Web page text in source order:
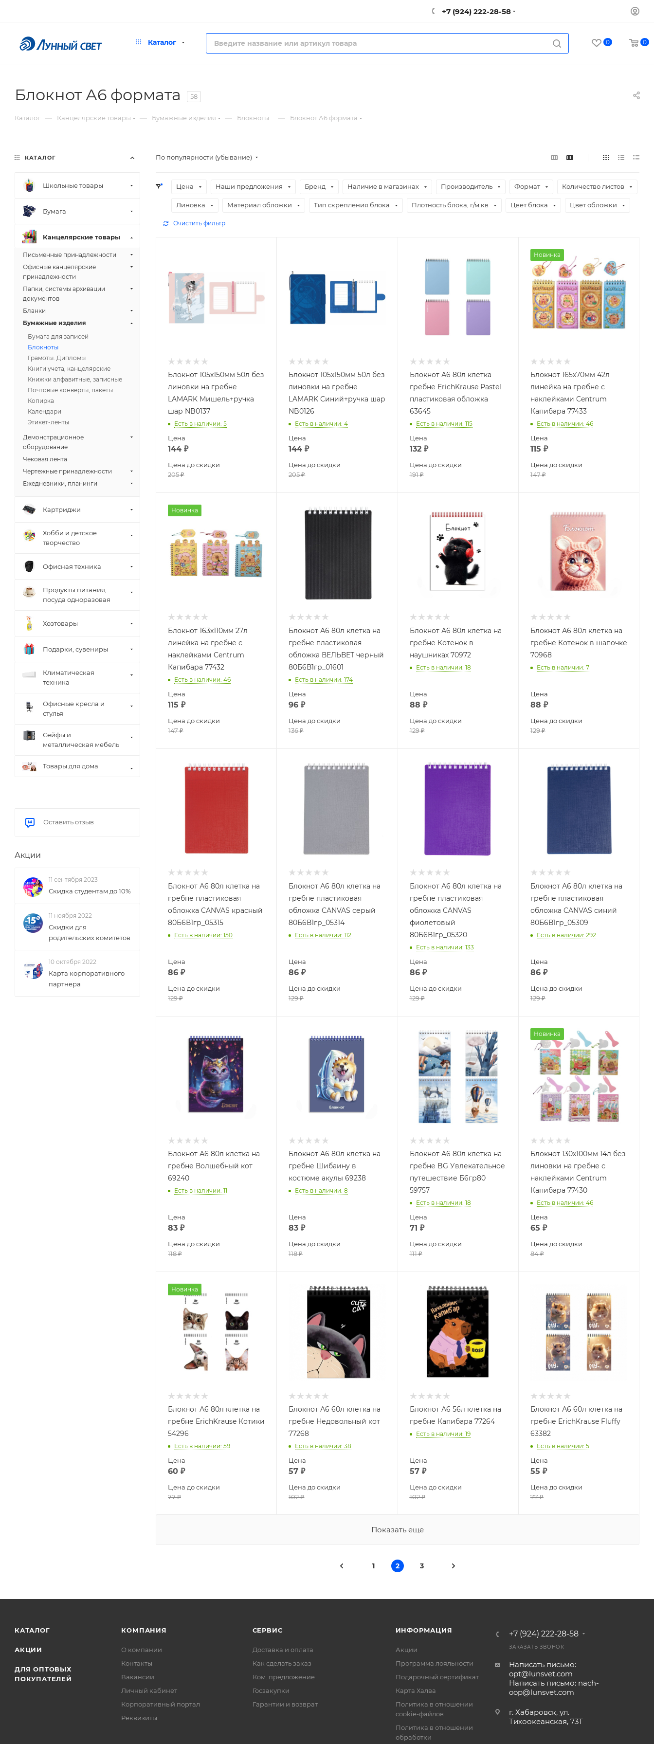
+7 (924) 222-28-58
Каталог 0 0
Блокнот А6 формата 58
Каталог — Канцелярские товары — Бумажные изделия — Блокноты — Блокнот А6 формата
По популярности (убывание)
Цена Наши предложения Бренд Наличие в магазинах Производитель Формат Количество листов
Линовка Материал обложки Тип скрепления блока Плотность блока, г/м.кв Цвет блока Цвет обложки
Очистить фильтр
Блокнот 105х150мм 50л без
линовки на гребне
LAMARK Мишель+ручка
шар NB0137
Есть в наличии: 5
Цена
144 ₽
Цена до скидки
205₽
Блокнот 105х150мм 50л без
линовки на гребне
LAMARK Синий+ручка шар
NB0126
Есть в наличии: 4
Цена
144 ₽
Цена до скидки
205₽
Блокнот А6 80л клетка
гребне ErichKrause Pastel
пластиковая обложка
63645
Есть в наличии: 115
Цена
132₽
Цена до скидки
191₽
Новинка
Блокнот 165х70мм 42л
линейка на гребне с
наклейками Centrum
Капибара 77433
Есть в наличии: 46
Цена
115 ₽
Цена до скидки
147₽
Новинка
Блокнот 163х110мм 27л
линейка на гребне с
наклейками Centrum
Капибара 77432
Есть в наличии: 46
Цена
115 ₽
Цена до скидки
147₽
Блокнот А6 80л клетка на
гребне пластиковая
обложка ВЕЛЬВЕТ черный
80Б6В1гр_01601
Есть в наличии: 174
Цена
96 ₽
Цена до скидки
136₽
Блокнот А6 80л клетка на
гребне Котенок в
наушниках 70972
Есть в наличии: 18
Цена
88 ₽
Цена до скидки
129₽
Блокнот А6 80л клетка на
гребне Котенок в шапочке
70968
Есть в наличии: 7
Цена
88 ₽
Цена до скидки
129₽
Блокнот А6 80л клетка на
гребне пластиковая
обложка CANVAS красный
80Б6В1гр_05315
Есть в наличии: 150
Цена
86 ₽
Цена до скидки
129₽
Блокнот А6 80л клетка на
гребне пластиковая
обложка CANVAS серый
80Б6В1гр_05314
Есть в наличии: 112
Цена
86 ₽
Цена до скидки
129₽
Блокнот А6 80л клетка на
гребне пластиковая
обложка CANVAS
фиолетовый
80Б6В1гр_05320
Есть в наличии: 133
Цена
86₽
Цена до скидки
129₽
Блокнот А6 80л клетка на
гребне пластиковая
обложка CANVAS синий
80Б6В1гр_05309
Есть в наличии: 292
Цена
86₽
Цена до скидки
129₽
Блокнот А6 80л клетка на
гребне Волшебный кот
69240
Есть в наличии: 11
Цена
83 ₽
Цена до скидки
118₽
Блокнот А6 80л клетка на
гребне Шибаину в
костюме акулы 69238
Есть в наличии: 8
Цена
83 ₽
Цена до скидки
118₽
Блокнот А6 80л клетка на
гребне BG Увлекательное
путешествие Б6гр80
59757
Есть в наличии: 18
Цена
71 ₽
Цена до скидки
111₽
Новинка
Блокнот 130х100мм 14л без
линовки на гребне с
наклейками Centrum
Капибара 77430
Есть в наличии: 46
Цена
65 ₽
Цена до скидки
84₽
Новинка
Блокнот А6 80л клетка на
гребне ErichKrause Котики
54296
Есть в наличии: 59
Цена
60 ₽
Цена до скидки
77₽
Блокнот А6 60л клетка на
гребне Недовольный кот
77268
Есть в наличии: 38
Цена
57 ₽
Цена до скидки
102₽
Блокнот А6 56л клетка на
гребне Капибара 77264
Есть в наличии: 19
Цена
57₽
Цена до скидки
102₽
Блокнот А6 60л клетка на
гребне ErichKrause Fluffy
63382
Есть в наличии: 5
Цена
55 ₽
Цена до скидки
77₽
Показать еще
1 2 3
КАТАЛОГ
Школьные товары
Бумага
Канцелярские товары
Письменные принадлежности
Офисные канцелярские
принадлежности
Папки, системы архивации
документов
Бланки
Бумажные изделия
Бумага для записей
Блокноты
Грамоты. Дипломы
Книги учета, канцелярские
Книжки алфавитные, записные
Почтовые конверты, пакеты
Копирка
Календари
Этикет-ленты
Демонстрационное
оборудование
Чековая лента
Чертежные принадлежности
Ежедневники, планинги
Картриджи
Хобби и детское
творчество
Офисная техника
Продукты питания,
посуда одноразовая
Хозтовары
Подарки, сувениры
Климатическая
техника
Офисные кресла и
стулья
Сейфы и
металлическая мебель
Товары для дома
Оставить отзыв
Акции
11 сентября 2023
Скидка студентам до 10%
11 ноября 2022
Скидки для
родительских комитетов
10 октября 2022
Карта корпоративного
партнера
КАТАЛОГ
АКЦИИ
ДЛЯ ОПТОВЫХ
ПОКУПАТЕЛЕЙ
КОМПАНИЯ
О компании
Контакты
Вакансии
Личный кабинет
Корпоративный портал
Реквизиты
СЕРВИС
Доставка и оплата
Как сделать заказ
Ком. предложение
Госзакупки
Гарантии и возврат
ИНФОРМАЦИЯ
Акции
Программа лояльности
Подарочный сертификат
Карта Халва
Политика в отношении
cookie-файлов
Политика в отношении
обработки
+7 (924) 222-28-58
ЗАКАЗАТЬ ЗВОНОК
Написать письмо:
opt@lunsvet.com
Написать письмо: nach-
oop@lunsvet.com
г. Хабаровск, ул.
Тихоокеанская, 73Т